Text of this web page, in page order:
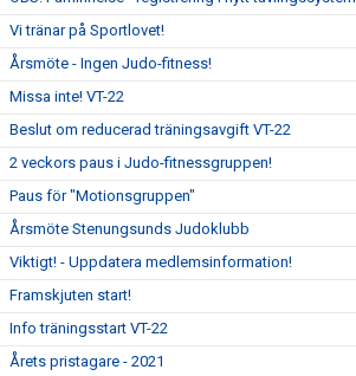
Vi tränar på Sportlovet!
Årsmöte - Ingen Judo-fitness!
Missa inte! VT-22
Beslut om reducerad träningsavgift VT-22
2 veckors paus i Judo-fitnessgruppen!
Paus för "Motionsgruppen"
Årsmöte Stenungsunds Judoklubb
Viktigt! - Uppdatera medlemsinformation!
Framskjuten start!
Info träningsstart VT-22
Årets pristagare - 2021